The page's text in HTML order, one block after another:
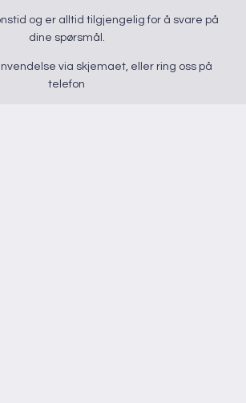
og er alltid ​tilgjengelig for å svare på
dine spørsmål.
via skjemaet, eller ring oss på
telefon